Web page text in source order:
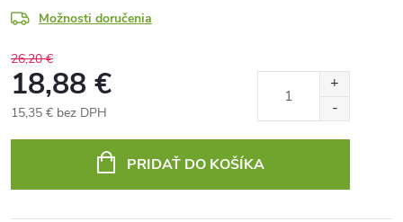
Možnosti doručenia
26,20 €
18,88 €
15,35 € bez DPH
PRIDAŤ DO KOŠÍKA